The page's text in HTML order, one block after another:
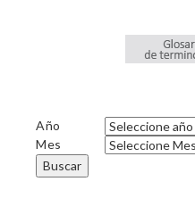
Año
Mes
Buscar